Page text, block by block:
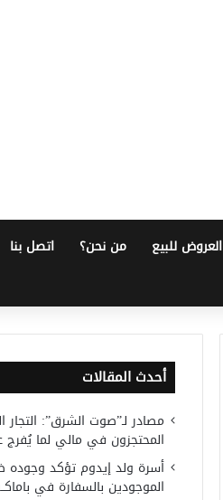
العروض للبيع من نحن؟ اتصل بنا
أحدث المقالات
مصادر لـ”صوت الشرق”: التجار
المحتجزون في مالي لما
أسرة ولد إيدوم تؤكد وجوده
الموجودين بالسفارة في